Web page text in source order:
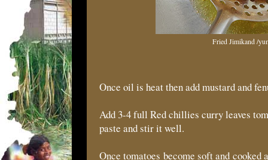
Fried Jimikand /
Once oil is heat then add mustard and
Add 3-4 full Red chillies curry leaves
paste and stir it well.
Once tomatoes become soft and